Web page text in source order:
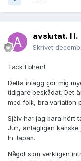
avslutat. H.
Skrivet
Tack Ebhen!
Detta inlägg gör mig
tidigare beskådat. Det
med folk, bra variation
Själv har jag bara hört
Jun, antagligen
In Japan.
Något som verkligen